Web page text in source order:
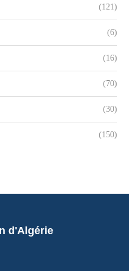
(121)
(6)
(16)
(70)
(30)
(150)
d'Algérie